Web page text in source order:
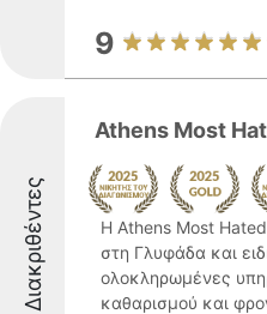
9
Διακριθέντες
Athens Most
Η Athens Most
στη Γλυφάδα και
ολοκληρωμένες
καθαρισμού και